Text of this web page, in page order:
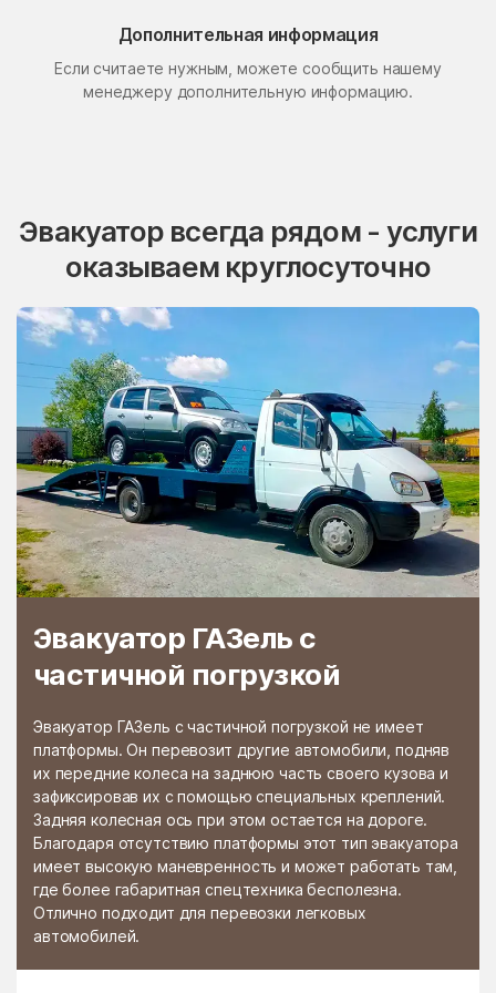
Дополнительная информация
Если считаете нужным, можете сообщить нашему
менеджеру дополнительную информацию.
Эвакуатор всегда рядом - услуги
оказываем круглосуточно
Эвакуатор ГАЗель с
частичной погрузкой
Эвакуатор ГАЗель с частичной погрузкой не имеет
платформы. Он перевозит другие автомобили, подняв
их передние колеса на заднюю часть своего кузова и
зафиксировав их с помощью специальных креплений.
Задняя колесная ось при этом остается на дороге.
Благодаря отсутствию платформы этот тип эвакуатора
имеет высокую маневренность и может работать там,
где более габаритная спецтехника бесполезна.
Отлично подходит для перевозки легковых
автомобилей.
Поселок Свиблово Поселок Сосновка
посёлок станции
Бронницы
Поселок Терехово
Пролетарский Протвино
Пуршево Путилково
Пушкино
Пышлицы
Радужный Радумля
Развилка Район Аэропорт
Раменки Раменское
Раменской
агрохимстанции РАОС
Растуново
Ратчино Рахманово
Реутово Речицы
Решетниково Решоткино
Ржавки Рогачёво
Роговское Поселение Родники
Рождествено Ромашково
Рошаль Руза
Румянцево Рыбное
Рыболово Рылеево